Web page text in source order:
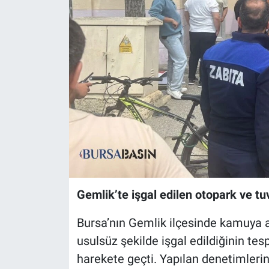
Gemlik’te işgal edilen otopark ve
Bursa’nın Gemlik ilçesinde
usulsüz şekilde işgal edildiğinin
harekete geçti. Yapılan
Ekonomi
Magazin